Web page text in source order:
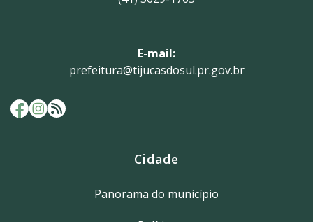
E-mail:
prefeitura@tijucasdosul.pr.gov.br
Cidade
Panorama do município